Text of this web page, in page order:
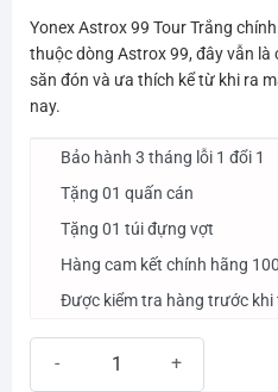
là:
3.590.000₫.
tại
là:
2.890.000₫.
Yonex Astrox 99 Tour Trắng
thuộc dòng Astrox 99, đây vẫn
săn đón và ưa thích kể từ khi ra
nay.
Bảo hành 3 tháng lỗi 1 đổi 1
Tặng 01 quấn cán
Tặng 01 túi đựng vợt
Hàng cam kết chính hãng
Được kiểm tra hàng trước khi